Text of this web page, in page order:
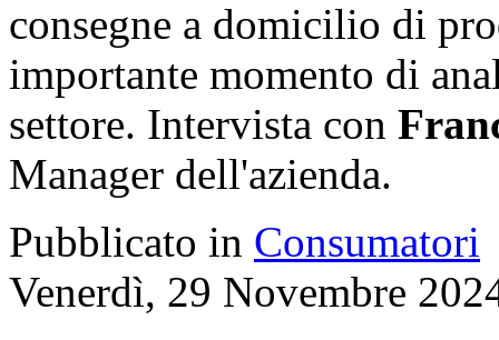
consegne a domicilio di
importante momento di
settore. Intervista con
Manager dell'azienda.
Pubblicato in Consumatori
Venerdì, 29 Novembre